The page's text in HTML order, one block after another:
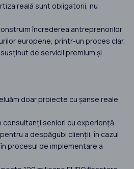
reală sunt obligatorii, nu
încrederea antreprenorilor
europene, printr-un proces clar,
de servicii premium și
doar proiecte cu șanse reale
consultanți seniori cu experiență.
pentru a despăgubi clienții, în cazul
procesul de implementare a